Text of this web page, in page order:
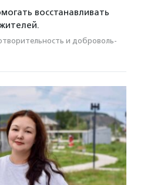
восстанавливать
и доброволь­